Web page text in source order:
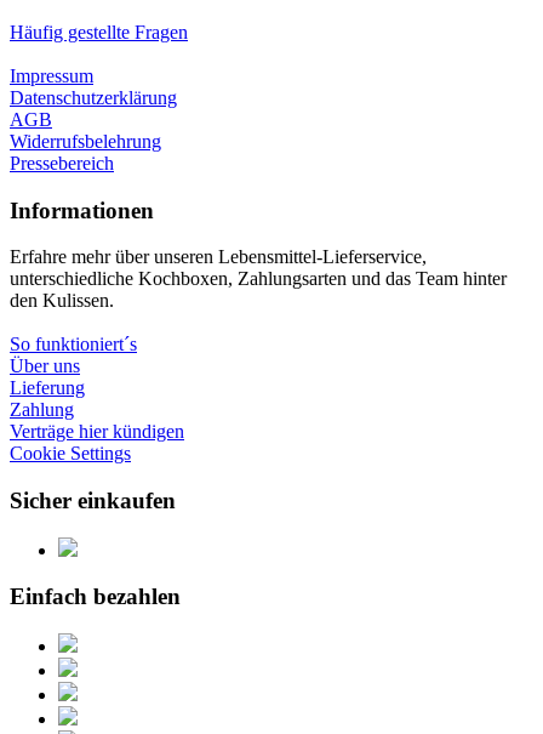
Häufig gestellte Fragen
Impressum
Datenschutzerklärung
AGB
Widerrufsbelehrung
Pressebereich
Informationen
Erfahre mehr über unseren Lebensmittel-Lieferservice,
unterschiedliche Kochboxen, Zahlungsarten und das Team hinter
den Kulissen.
So funktioniert´s
Über uns
Lieferung
Zahlung
Verträge hier kündigen
Cookie Settings
Sicher einkaufen
Einfach bezahlen